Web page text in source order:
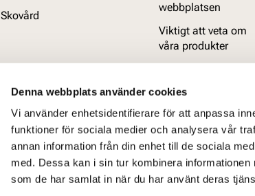
Denna webbplats använder cookies
Vi använder enhetsidentifierare för att anpassa
funktioner för sociala medier och analysera vår
annan information från din enhet till de sociala
med. Dessa kan i sin tur kombinera
som de har samlat in när du har använt deras
Skovård
webbplatsen
Viktigt att veta om
våra produkter